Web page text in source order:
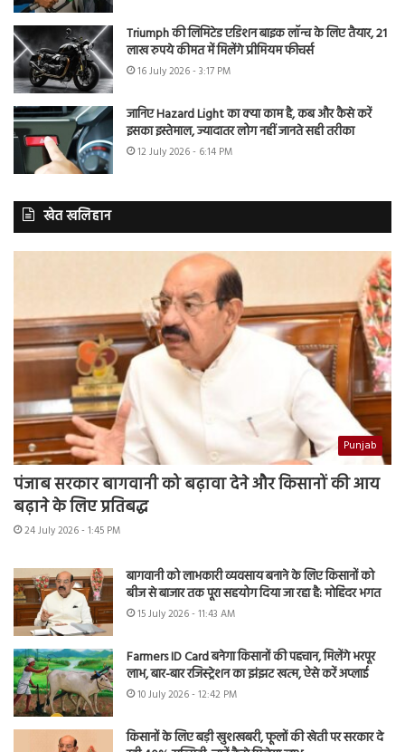
Triumph की लिमिटेड एडिशन बाइक लॉन्च के लिए तैयार, 21
लाख रुपये कीमत में मिलेंगे प्रीमियम फीचर्स
16 July 2026 - 3:17 PM
जानिए Hazard Light का क्या काम है, कब और कैसे करें
इसका इस्तेमाल, ज्यादातर लोग नहीं जानते सही तरीका
12 July 2026 - 6:14 PM
खेत खलिहान
Punjab
पंजाब सरकार बागवानी को बढ़ावा देने और किसानों की आय
बढ़ाने के लिए प्रतिबद्ध
24 July 2026 - 1:45 PM
बागवानी को लाभकारी व्यवसाय बनाने के लिए किसानों को
बीज से बाजार तक पूरा सहयोग दिया जा रहा है: मोहिंदर भगत
15 July 2026 - 11:43 AM
Farmers ID Card बनेगा किसानों की पहचान, मिलेंगे भरपूर
लाभ, बार-बार रजिस्ट्रेशन का झंझट खत्म, ऐसे करें अप्लाई
10 July 2026 - 12:42 PM
किसानों के लिए बड़ी खुशखबरी, फूलों की खेती पर सरकार दे